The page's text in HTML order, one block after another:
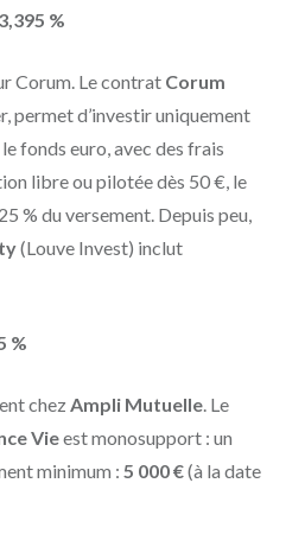
%
Corum. Le contrat Corum
permet d’investir uniquement
fonds euro, avec des frais
libre ou pilotée dès 50 €, le
% du versement. Depuis peu,
(Louve Invest) inclut
%
chez Ampli Mutuelle. Le
Vieest monosupport : un
minimum : 5 000 €(à la date